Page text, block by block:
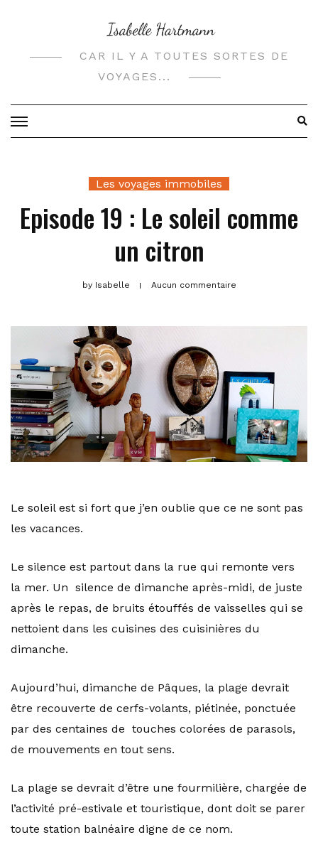
CAR IL Y A TOUTES SORTES DE
VOYAGES...
Les voyages immobiles
Episode 19 : Le soleil comme
un citron
byIsabelle Aucun commentaire
Le soleil est si fort que j’en oublie que ce ne sont pas
les vacances.
Le silence est partout dans la rue qui remonte vers
la mer. Un silence de dimanche après-midi, de juste
après le repas, de bruits étouffés de vaisselles qui se
nettoient dans les cuisines des cuisinières du
dimanche.
Aujourd’hui, dimanche de Pâques, la plage devrait
être recouverte de cerfs-volants, piétinée, ponctuée
par des centaines de touches colorées de parasols,
de mouvements en tout sens.
La plage se devrait d’être une fourmilière, chargée de
l’activité pré-estivale et touristique, dont doit se parer
toute station balnéaire digne de ce nom.